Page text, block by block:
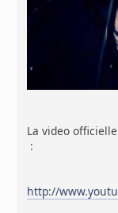
La video
:
http://